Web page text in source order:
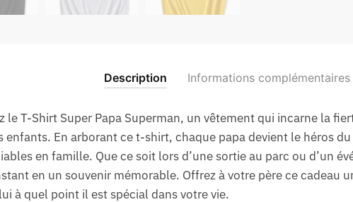
Description Informations complémentaires
le T-Shirt Super Papa Superman, un vêtement qui incarne la
enfants. En arborant ce t-shirt, chaque papa devient le héros
en famille. Que ce soit lors d’une sortie au parc ou d’un
en un souvenir mémorable. Offrez à votre père ce cadeau
à quel point il est spécial dans votre vie.